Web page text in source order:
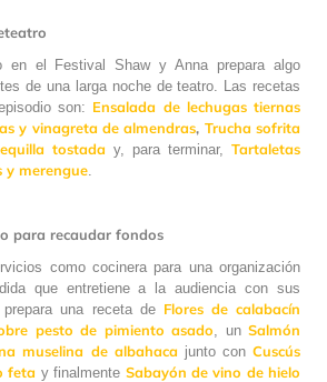
en el Festival Shaw y Anna prepara algo
de una larga noche de teatro. Las recetas
son: Ensalada de lechugas tiernas
y vinagreta de almendras, Trucha sofrita
tostada y, para terminar, Tartaletas
y merengue
para recaudar fondos
como cocinera para una organización
que entretiene a la audiencia con sus
prepara una receta de Flores de calabacín
pesto de pimiento asado , unSalmón
muselina de albahaca junto conCuscús
feta y finalmente Sabayón de vino de hielo